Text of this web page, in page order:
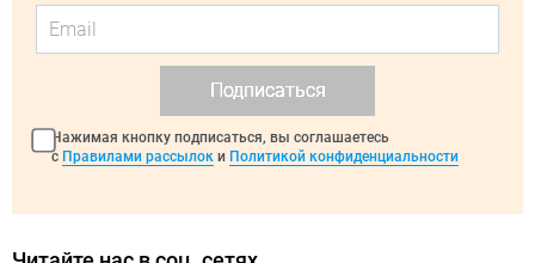
Подписаться
Нажимая кнопку подписаться, вы соглашаетесь
с Правилами рассылок и Политикой конфиденциальности